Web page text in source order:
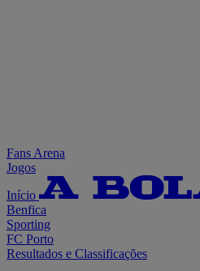
Fans Arena
Jogos
Início
Benfica
Sporting
FC Porto
Resultados e Classificações